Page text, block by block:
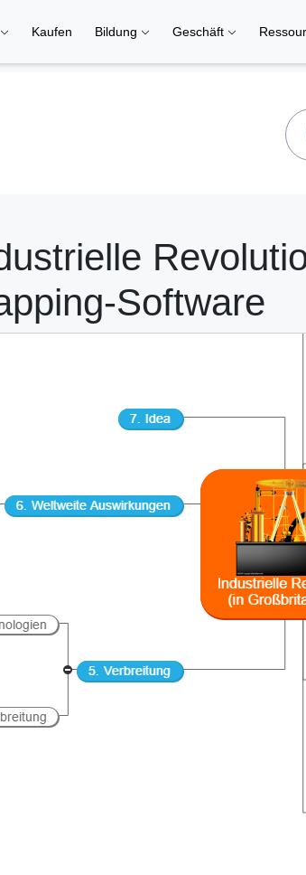
Kaufen Bildung Geschäft
Software